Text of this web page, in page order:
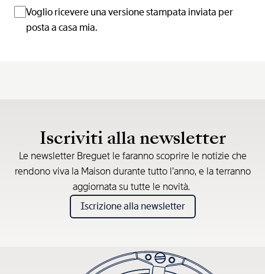
Voglio ricevere una versione stampata inviata per
posta a casa mia.
Iscriviti alla newsletter
Le newsletter Breguet le faranno scoprire le notizie che
rendono viva la Maison durante tutto l’anno, e la terranno
aggiornata su tutte le novità.
Iscrizione alla newsletter